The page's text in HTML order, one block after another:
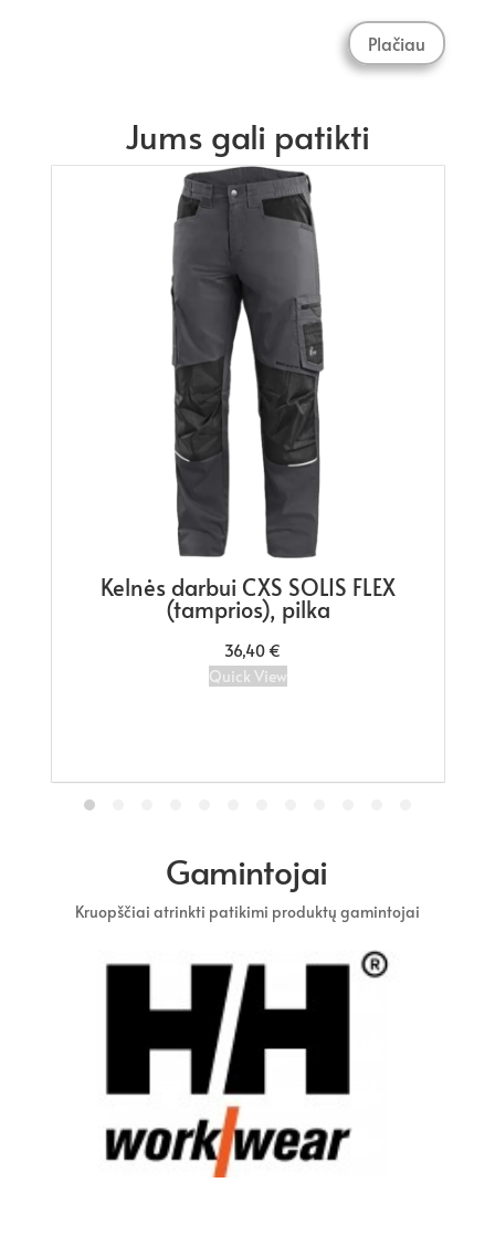
Plačiau
Jums gali patikti
Puskombinezonis CXS SOLIS FLEX
(tamprus), pilka
46,50
Quick View
Gamintojai
Kruopščiai atrinkti patikimi produktų gamintojai